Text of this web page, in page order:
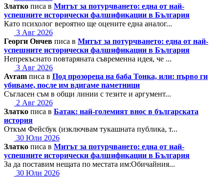
Златко писа в Митът за потурчването: една от най-
успешните исторически фалшификации в България
Като психолог вероятно ще оцените една аналог...
3 Авг 2026
Георги Ончев писа в Митът за потурчването: една от най-
успешните исторически фалшификации в България
Непрекъснато повтаряната съвременна идея, че ...
3 Авг 2026
Avram писа в Под прозореца на баба Тонка, или: първо ги
убиваме, после им вдигаме паметници
Съгласен съм в общи линии с тезите и аргумент...
2 Авг 2026
Златко писа в Батак: най-големият внос в българската
история
Откъм Фейсбук (изключвам тукашната публика, т...
30 Юли 2026
Златко писа в Митът за потурчването: една от най-
успешните исторически фалшификации в България
За да поставим нещата по местата им:Обичайния...
30 Юли 2026